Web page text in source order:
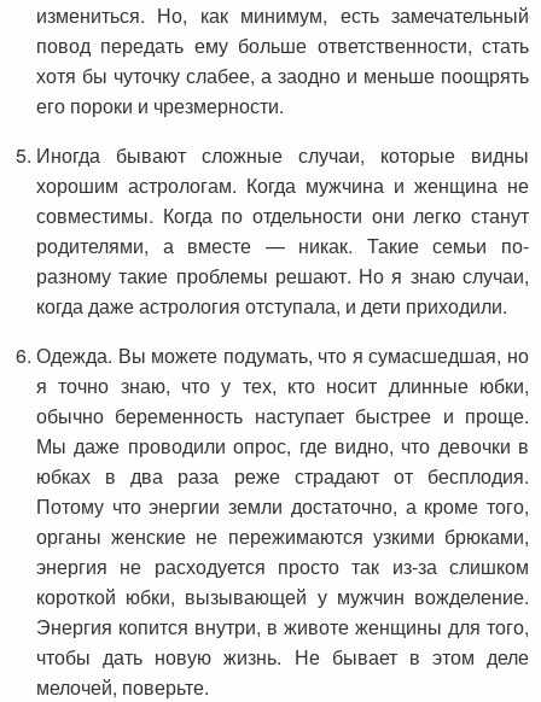
измениться. Но, как минимум, есть замечательный
повод передать ему больше ответственности, стать
хотя бы чуточку слабее, а заодно и меньше поощрять
его пороки и чрезмерности.
Иногда бывают сложные случаи, которые видны
хорошим астрологам. Когда мужчина и женщина не
совместимы. Когда по отдельности они легко станут
родителями, а вместе — никак. Такие семьи по-
разному такие проблемы решают. Но я знаю случаи,
когда даже астрология отступала, и дети приходили.
Одежда. Вы можете подумать, что я сумасшедшая, но
я точно знаю, что у тех, кто носит длинные юбки,
обычно беременность наступает быстрее и проще.
Мы даже проводили опрос, где видно, что девочки в
юбках в два раза реже страдают от бесплодия.
Потому что энергии земли достаточно, а кроме того,
органы женские не пережимаются узкими брюками,
энергия не расходуется просто так из-за слишком
короткой юбки, вызывающей у мужчин вожделение.
Энергия копится внутри, в животе женщины для того,
чтобы дать новую жизнь. Не бывает в этом деле
мелочей, поверьте.